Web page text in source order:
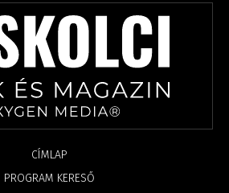
CÍMLAP
PROGRAM KERESŐ